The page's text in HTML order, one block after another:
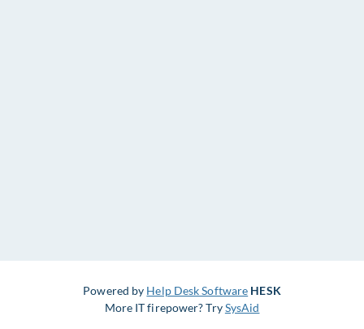
Powered by Help Desk Software HESK
More IT firepower? TrySysAid